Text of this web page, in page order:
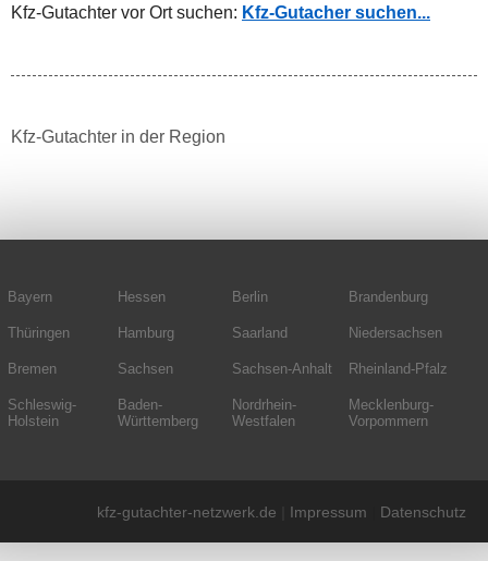
Kfz-Gutachter vor Ort suchen: Kfz-Gutacher suchen...
Kfz-Gutachter in der Region
Bayern Hessen Berlin Brandenburg
Thüringen Hamburg Saarland Niedersachsen
Bremen Sachsen Sachsen-Anhalt Rheinland-Pfalz
Schleswig-
Holstein
Baden-
Württemberg
Nordrhein-
Westfalen
Mecklenburg-
Vorpommern
kfz-gutachter-netzwerk.de Impressum Datenschutz